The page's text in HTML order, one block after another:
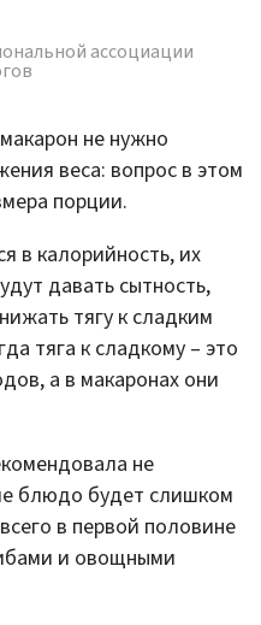
ассоциации
не нужно
веса: вопрос в этом
порции.
в калорийность, их
давать сытность,
тягу к сладким
тяга к сладкому – это
а в макаронах они
не
блюдо будет слишком
в первой половине
и овощными